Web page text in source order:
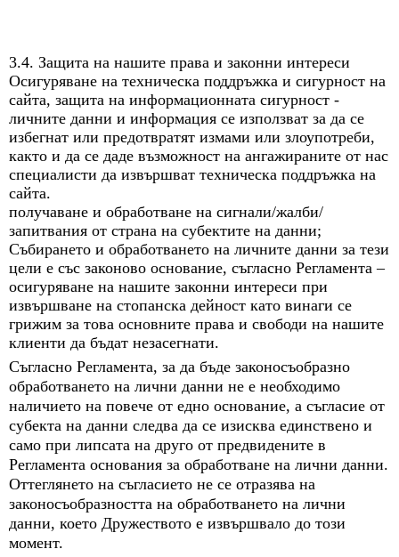
3.4. Защита на нашите права и законни интереси
Осигуряване на техническа поддръжка и сигурност на
сайта, защита на информационната сигурност -
личните данни и информация се използват за да се
избегнат или предотвратят измами или злоупотреби,
както и да се даде възможност на ангажираните от нас
специалисти да извършват техническа поддръжка на
сайта.
получаване и обработване на сигнали/жалби/
запитвания от страна на субектите на данни;
Събирането и обработването на личните данни за тези
цели е със законово основание, съгласно Регламента –
осигуряване на нашите законни интереси при
извършване на стопанска дейност като винаги се
грижим за това основните права и свободи на нашите
клиенти да бъдат незасегнати.
Съгласно Регламента, за да бъде законосъобразно
обработването на лични данни не е необходимо
наличието на повече от едно основание, а съгласие от
субекта на данни следва да се изисква единствено и
само при липсата на друго от предвидените в
Регламента основания за обработване на лични данни.
Оттеглянето на съгласието не се отразява на
законосъобразността на обработването на лични
данни, което Дружеството е извършвало до този
момент.